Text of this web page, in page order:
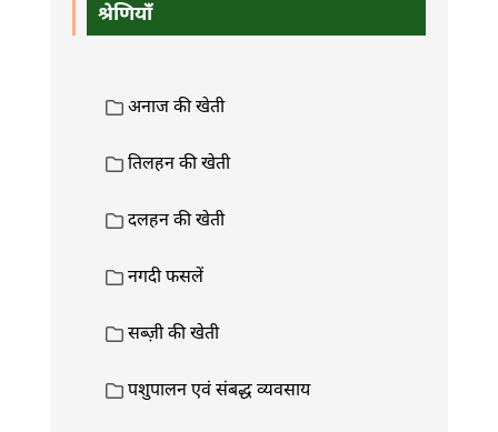
श्रेणियाँ
अनाज की खेती
तिलहन की खेती
दलहन की खेती
नगदी फसलें
सब्ज़ी की खेती
पशुपालन एवं संबद्ध व्यवसाय